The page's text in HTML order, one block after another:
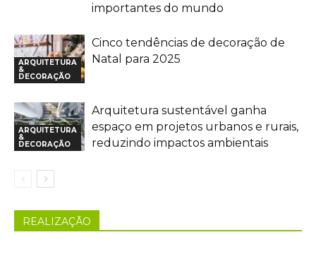
importantes do mundo
ARQUITETURA
&
DECORAÇÃO
Cinco tendências de decoração de
Natal para 2025
ARQUITETURA
&
DECORAÇÃO
Arquitetura sustentável ganha
espaço em projetos urbanos e rurais,
reduzindo impactos ambientais
REALIZAÇÃO